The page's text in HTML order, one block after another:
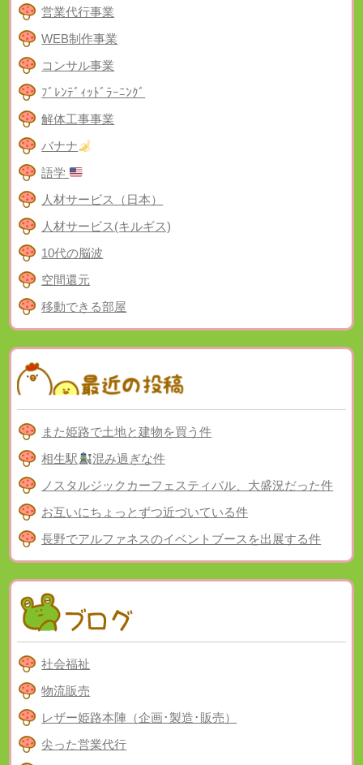
営業代行事業
WEB制作事業
コンサル事業
ﾌﾞﾚﾝﾃﾞｨｯﾄﾞﾗｰﾆﾝｸﾞ
解体工事事業
バナナ
語学
人材サービス（日本）
人材サービス(キルギス)
10代の脳波
空間還元
移動できる部屋
また姫路で土地と建物を買う件
相生駅
混み過ぎな件
ノスタルジックカーフェスティバル、大盛況だった件
お互いにちょっとずつ近づいている件
長野でアルファネスのイベントブースを出展する件
社会福祉
物流販売
レザー姫路本陣（企画･製造･販売）
尖った営業代行